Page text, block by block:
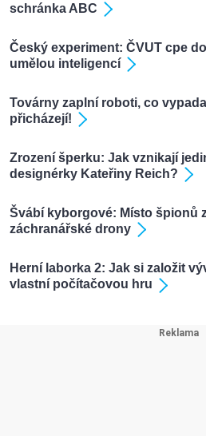
schránka ABC
Český experiment: ČVUT cpe
umělou inteligencí
Továrny zaplní roboti, co
přicházejí!
Zrození šperku: Jak vznikají
designérky Kateřiny Reich?
Švábí kyborgové: Místo špionů
záchranářské drony
Herní laborka 2: Jak si založit
vlastní počítačovou hru